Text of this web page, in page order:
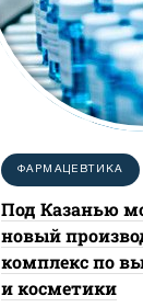
ФАРМАЦЕВТИКА
Под Казанью
новый
комплекс по
и косметики